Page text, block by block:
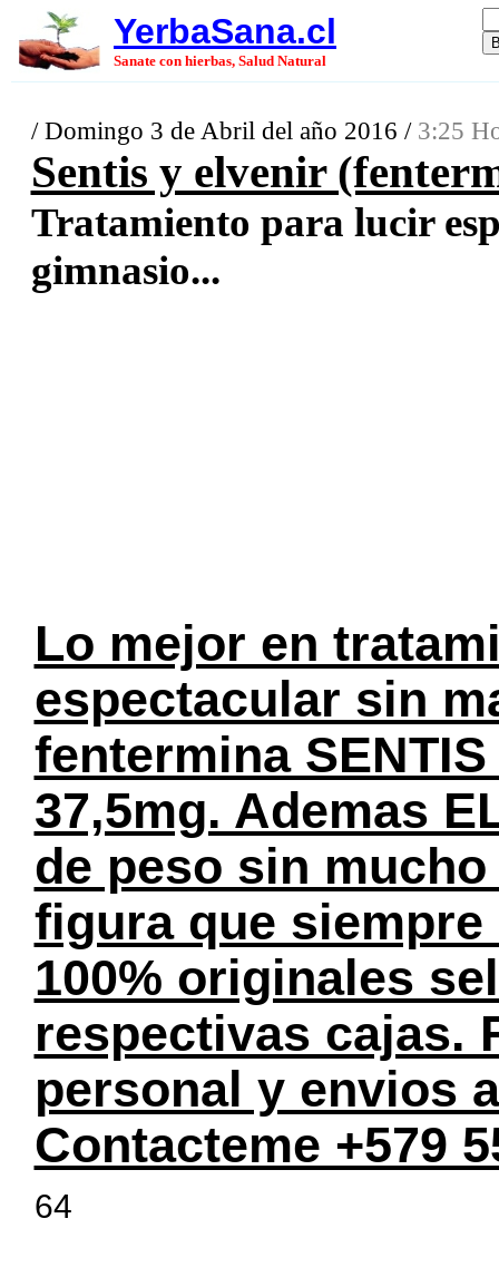
YerbaSana.cl
Sanate con hierbas, Salud Natural
/ Domingo 3 de Abril del año 2016 / 3:25
Sentis y elvenir
Tratamiento para lucir
gimnasio...
Lo mejor en
espectacular sin
fentermina
37,5mg. Ademas
de peso sin
figura que
100% originales
respectivas cajas.
personal y envios
Contacteme +579
64